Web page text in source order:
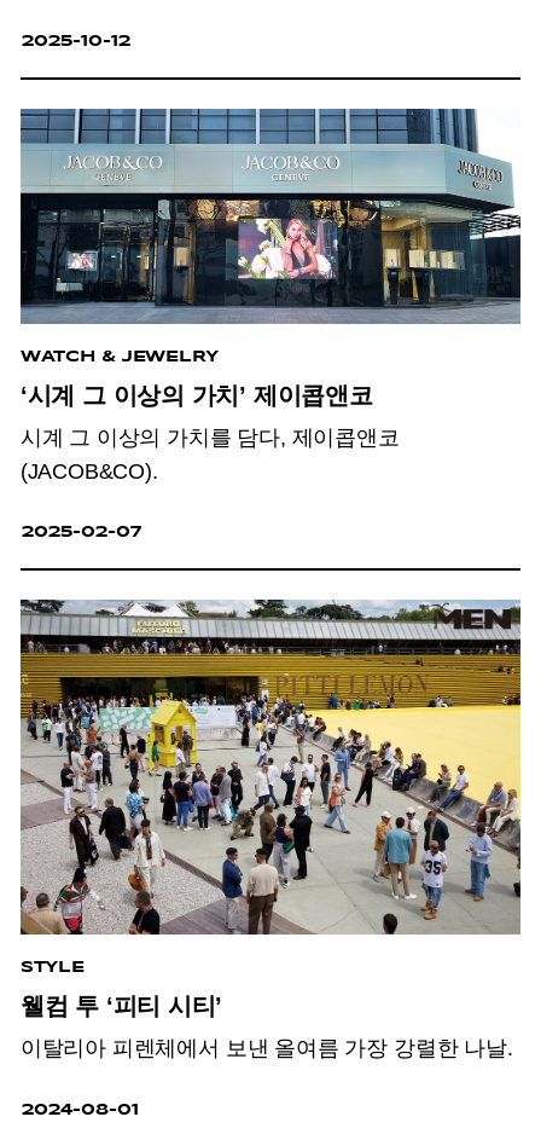
2025-10-12
WATCH & JEWELRY
‘시계 그 이상의 가치’ 제이콥앤코
시계 그 이상의 가치를 담다, 제이콥앤코
(JACOB&CO).
2025-02-07
STYLE
웰컴 투 ‘피티 시티’
이탈리아 피렌체에서 보낸 올여름 가장 강렬한 나날.
2024-08-01